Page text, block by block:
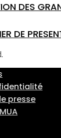
DES
DE
presse